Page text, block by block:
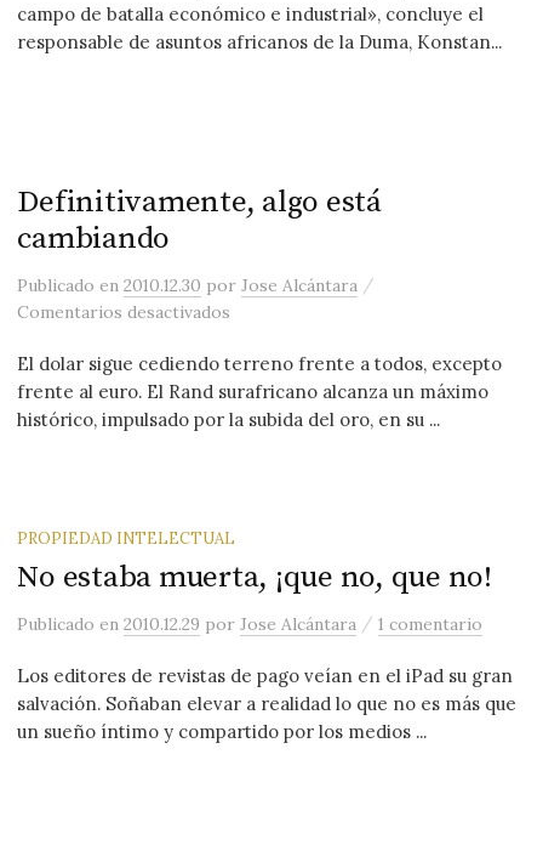
campo de batalla económico e industrial», concluye el
responsable de asuntos africanos de la Duma, Konstan...
Definitivamente, algo está
cambiando
Publicadoen2010.12.30 porJose Alcántara /
Comentarios desactivados
El dolar sigue cediendo terreno frente a todos, excepto
frente al euro. El Rand surafricano alcanza un máximo
histórico, impulsado por la subida del oro, en su ...
PROPIEDAD INTELECTUAL
No estaba muerta, ¡que no, que no!
Publicadoen2010.12.29 porJose Alcántara /1 comentario
Los editores de revistas de pago veían en el iPad su gran
salvación. Soñaban elevar a realidad lo que no es más que
un sueño íntimo y compartido por los medios ...